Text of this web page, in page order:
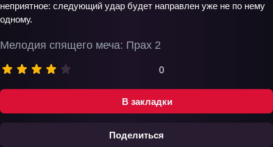
В закладки
Поделиться
Мелодия спящего меча: Прах 2
0
неприятное: следующий удар будет направлен уже не по нему
одному.